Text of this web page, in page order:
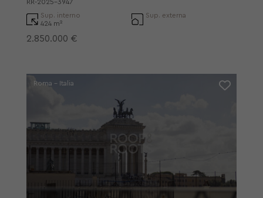
RR-2025-3947
Sup. interno
424 m²
Sup. externa
2.850.000 €
Roma - Italia